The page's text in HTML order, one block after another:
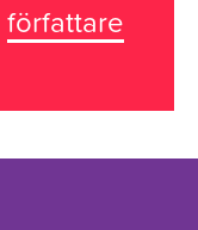
författare